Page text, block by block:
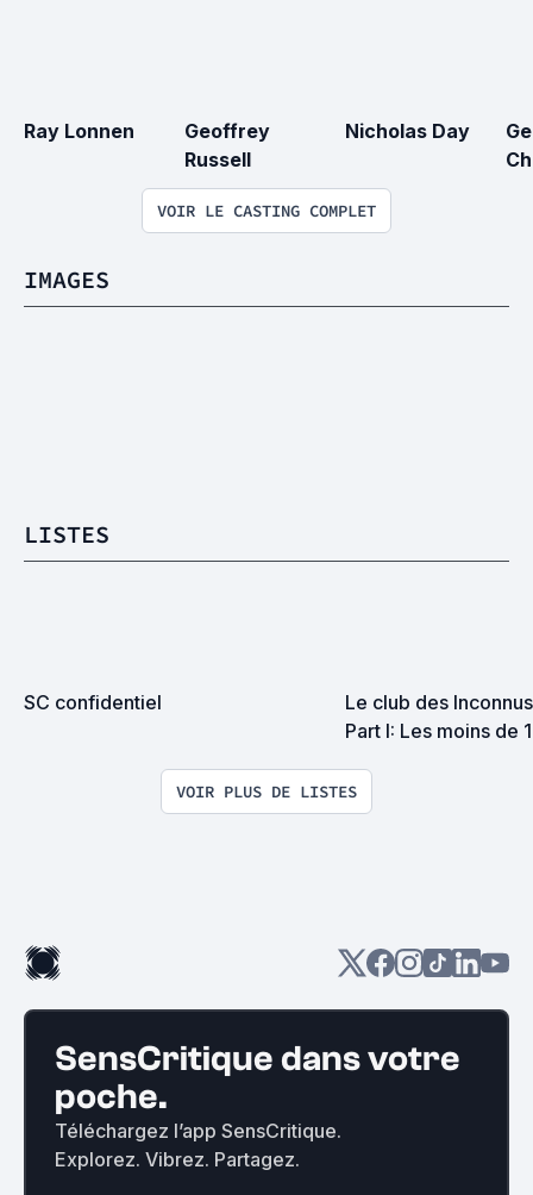
Ray Lonnen
Geoffrey
Russell
Nicholas Day
VOIR LE CASTING COMPLET
IMAGES
LISTES
SC confidentiel
Le club des
Part I: Les moins de
VOIR PLUS DE LISTES
SensCritique dans votre
poche.
Téléchargez l’app SensCritique.
Explorez. Vibrez. Partagez.